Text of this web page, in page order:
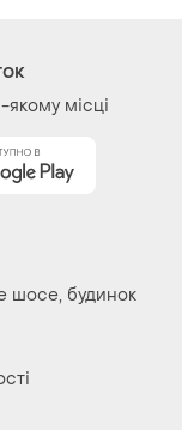
якому місці
шосе, будинок